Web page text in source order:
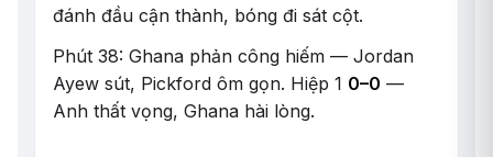
đánh đầu cận thành, bóng đi sát cột.
Phút 38: Ghana phản công hiếm — Jordan
Ayew sút, Pickford ôm gọn. Hiệp 1 0–0 —
Anh thất vọng, Ghana hài lòng.